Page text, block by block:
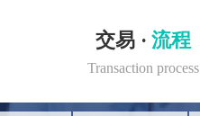
交易 · 流程
Transaction process